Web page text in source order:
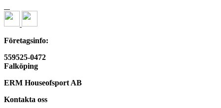
Företagsinfo:
559525-0472
Falköping
ERM Houseofsport AB
Kontakta oss